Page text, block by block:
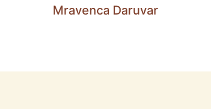
Mravenca Daruvar